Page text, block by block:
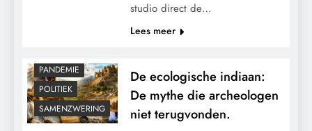
studio direct de…
Lees meer
PANDEMIE
POLITIEK
SAMENZWERING
De ecologische indiaan:
De mythe die archeologen
niet terugvonden.